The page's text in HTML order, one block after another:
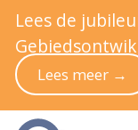
Lees de
Lees meer →